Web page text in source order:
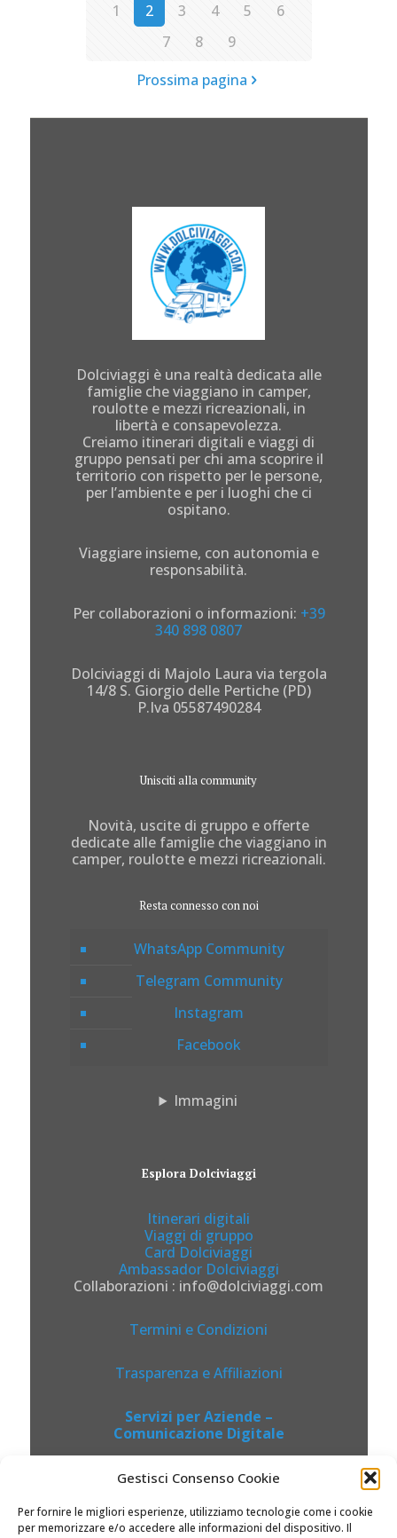
Gestisci Consenso Cookie
Per fornire le migliori esperienze, utilizziamo tecnologie come i cookie
per memorizzare e/o accedere alle informazioni del dispositivo. Il
1 2 3 4 5
6
7
8
9
Prossima pagina
Dolciviaggi è una realtà dedicata alle
famiglie che viaggiano in camper,
roulotte e mezzi ricreazionali, in
libertà e consapevolezza.
Creiamo itinerari digitali e viaggi di
gruppo pensati per chi ama scoprire il
territorio con rispetto per le persone,
per l’ambiente e per i luoghi che ci
ospitano.
Viaggiare insieme, con autonomia e
responsabilità.
Per collaborazioni o informazioni: +39
340 898 0807
Dolciviaggi di Majolo Laura via tergola
14/8 S. Giorgio delle Pertiche (PD)
P.Iva 05587490284
Unisciti alla community
Novità, uscite di gruppo e offerte
dedicate alle famiglie che viaggiano in
camper, roulotte e mezzi ricreazionali.
Resta connesso con noi
WhatsApp Community
Telegram Community
Instagram
Facebook
Immagini
Esplora Dolciviaggi
Itinerari digitali
Viaggi di gruppo
Card Dolciviaggi
Ambassador Dolciviaggi
Collaborazioni : info@dolciviaggi.com
Termini e Condizioni
Trasparenza e Affiliazioni
Servizi per Aziende –
Comunicazione Digitale